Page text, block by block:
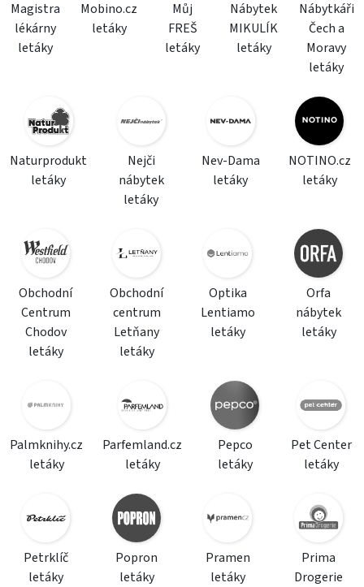
Magistra
lékárny
letáky
Mobino.cz
letáky
Můj
FREŠ
letáky
Nábytek
MIKULÍK
letáky
Nábytkáři
Čech a
Moravy
letáky
Naturprodukt
letáky
Nejči
nábytek
letáky
Nev-Dama
letáky
NOTINO.cz
letáky
Obchodní
Centrum
Chodov
letáky
Obchodní
centrum
Letňany
letáky
Optika
Lentiamo
letáky
Orfa
nábytek
letáky
Palmknihy.cz
letáky
Parfemland.cz
letáky
Pepco
letáky
Pet Center
letáky
Petrklíč
letáky
Popron
letáky
Pramen
letáky
Prima
Drogerie